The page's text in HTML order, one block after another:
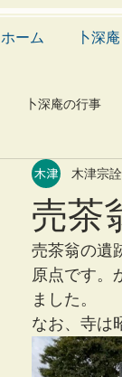
ホーム 卜深
卜深庵の行事
漢詩 俳
建築 造
売茶
木津宗詮
売茶翁の遺
原点です。
ました。
なお、寺は